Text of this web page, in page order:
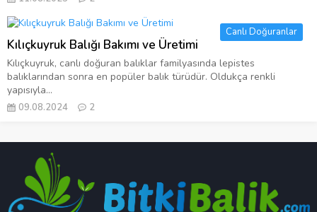
Canlı Doğuranlar
Kılıçkuyruk Balığı Bakımı ve Üretimi
Kılıçkuyruk, canlı doğuran balıklar familyasında lepistes
balıklarından sonra en popüler balık türüdür. Oldukça renkli
yapısıyla...
09.08.2024 2